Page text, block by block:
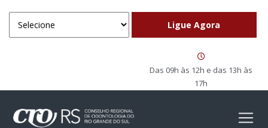
Das 09h às 12h e das 13h às
17h